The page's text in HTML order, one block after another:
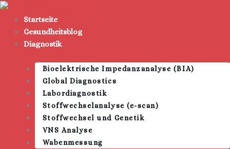
Zum
Inhalt
springen
Startseite
Gesundheitsblog
Diagnostik
Bioelektrische Impedanzanalyse (BIA)
Global Diagnostics
Labordiagnostik
Stoffwechselanalyse (e-scan)
Stoffwechsel und Genetik
VNS Analyse
Wabenmessung